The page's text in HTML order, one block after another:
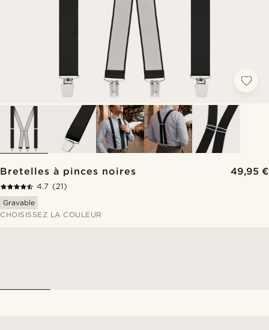
Bretelles à pinces noires 49,95 €
4.7 (21)
Gravable
CHOISISSEZ LA COULEUR